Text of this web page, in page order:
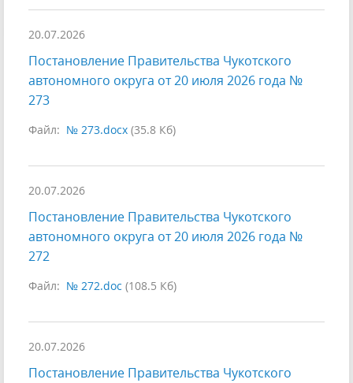
20.07.2026
Постановление Правительства Чукотского
автономного округа от 20 июля 2026 года №
273
Файл: № 273.docx (35.8 Кб)
20.07.2026
Постановление Правительства Чукотского
автономного округа от 20 июля 2026 года №
272
Файл: № 272.doc (108.5 Кб)
20.07.2026
Постановление Правительства Чукотского